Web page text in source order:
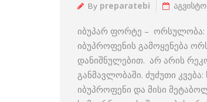
By preparatebi
იბუპარ ფორტე – ორსულობა:
იბუპროფენის გამოყენება
დანიშნულებით. არ არის
განმავლობაში. ძუძუთი
იბუპროფენი და მისი